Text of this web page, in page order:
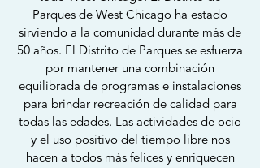
Parques de West Chicago ha estado
sirviendo a la comunidad durante más de
50 años. El Distrito de Parques se esfuerza
por mantener una combinación
equilibrada de programas e instalaciones
para brindar recreación de calidad para
todas las edades. Las actividades de ocio
y el uso positivo del tiempo libre nos
hacen a todos más felices y enriquecen